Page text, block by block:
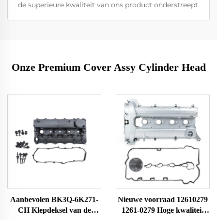
de superieure kwaliteit van ons product onderstreept.
Onze Premium Cover Assy Cylinder Head
Aanbevolen BK3Q-6K271-
CH Klepdeksel van de
Nieuwe voorraad 12610279
1261-0279 Hoge kwaliteit